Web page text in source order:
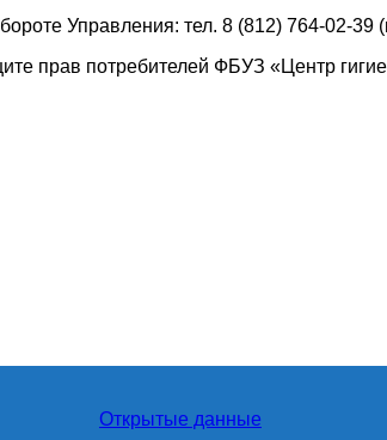
Управления: тел. 8 (812) 764-02-39
прав потребителей ФБУЗ «Центр
Открытые данные